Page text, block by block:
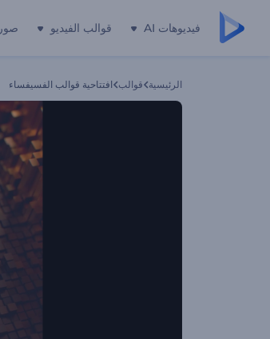
فيديوهات AI قوالب الفيديو صور AI
الرئيسية قوالب افتتاحية قوالب الفسيفساء